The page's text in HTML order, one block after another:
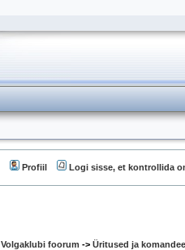
Profiil Logi sisse, et kontrollida
Volgaklubi foorum -> Üritused ja